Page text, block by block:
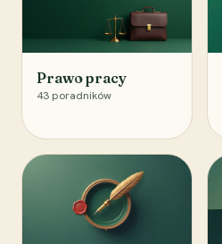
Prawo pracy
43 poradników